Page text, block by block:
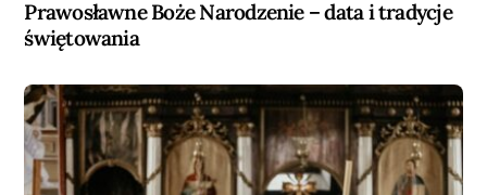
Prawosławne Boże Narodzenie – data i tradycje
świętowania